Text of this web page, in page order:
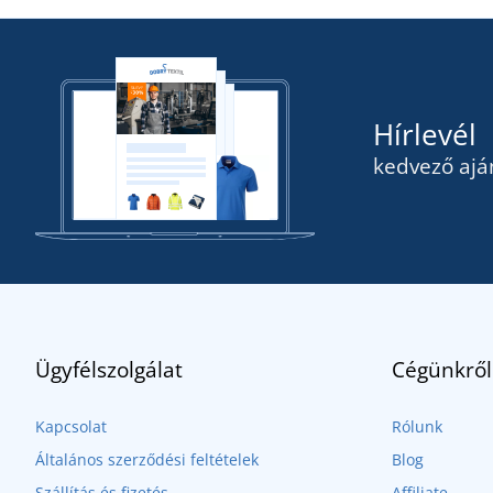
Hírlevél
kedvező
Ügyfélszolgálat
Kapcsolat
Általános szerződési feltételek
Cégünkről
Rólunk
Blog